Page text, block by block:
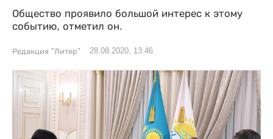
Общество проявило большой интерес к этому
событию, отметил он.
Редакция "Литер" 28.08.2020, 13:46